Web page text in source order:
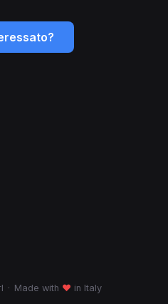
· Made with ♥ in Italy